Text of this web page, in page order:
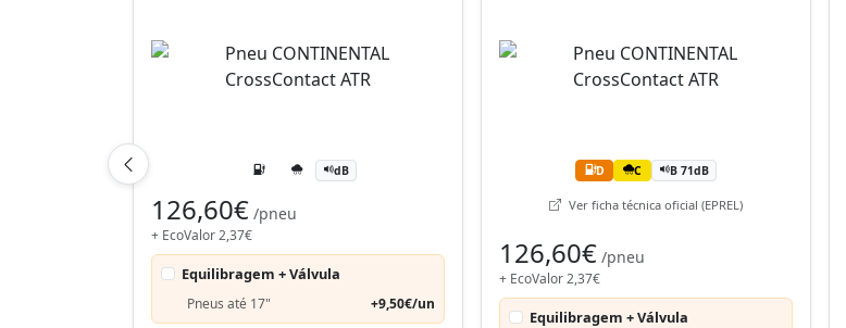
dB
126,60€ /pneu
+ EcoValor 2,37€
Equilibragem + Válvula
Pneus até 17" +9,50€/un
D C B 71dB
Ver ficha técnica oficial (EPREL)
126,60€ /pneu
+ EcoValor 2,37€
Equilibragem + Válvula